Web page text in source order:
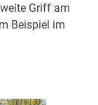
Griff am
Beispiel im